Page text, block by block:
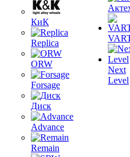
КиК
Replica
ORW
Forsage
Диск
Advance
Remain
Next
Level